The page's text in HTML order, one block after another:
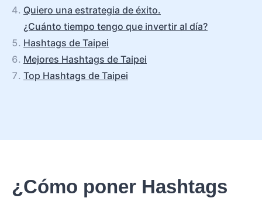
Quiero una estrategia de éxito.
¿Cuánto tiempo tengo que invertir al día?
Hashtags de Taipei
Mejores Hashtags de Taipei
Top Hashtags de Taipei
¿Cómo poner Hashtags